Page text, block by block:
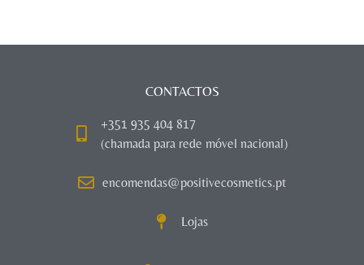
CONTACTOS
+351 935 404 817
(chamada para rede móvel nacional)
encomendas@positivecosmetics.pt
Lojas